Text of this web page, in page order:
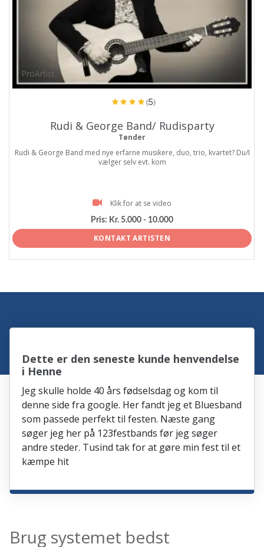
ProArtist
(5)
Rudi & George Band/ Rudisparty
Tønder
Rudi & George Band med nye erfarne musikere, duo, trio, kvartet? Du/I
vælger selv evt. kom
Klik for at se video
Pris: Kr. 5.000 - 10.000
KONTAKT ARTISTEN
Dette er den seneste kunde henvendelse
i Henne
Jeg skulle holde 40 års fødselsdag og kom til
denne side fra google. Her fandt jeg et Bluesband
som passede perfekt til festen. Næste gang
søger jeg her på 123festbands før jeg søger
andre steder. Tusind tak for at gøre min fest til et
kæmpe hit
Brug systemet bedst